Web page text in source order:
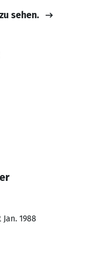
sehen.
1988